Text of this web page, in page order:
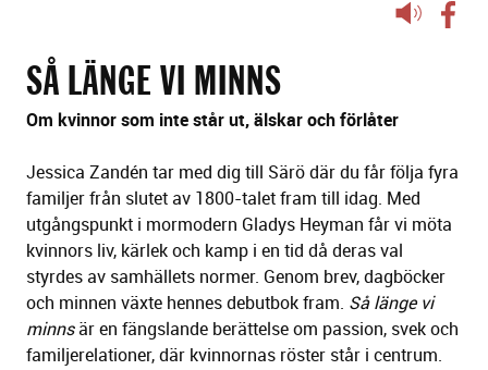
Lyssna
SÅ LÄNGE VI MINNS
Om kvinnor som inte står ut, älskar och förlåter
Jessica Zandén tar med dig till Särö där du får följa fyra
familjer från slutet av 1800-talet fram till idag. Med
utgångspunkt i mormodern Gladys Heyman får vi möta
kvinnors liv, kärlek och kamp i en tid då deras val
styrdes av samhällets normer. Genom brev, dagböcker
och minnen växte hennes debutbok fram. Så länge vi
minnsär en fängslande berättelse om passion, svek och
familjerelationer, där kvinnornas röster står i centrum.